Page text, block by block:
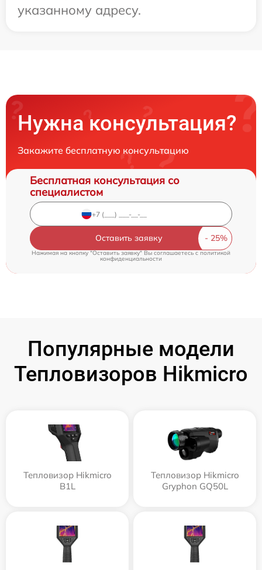
указанному адресу.
Нужна консультация?
Закажите бесплатную консультацию
Бесплатная консультация со
специалистом
Оставить заявку
Нажимая на кнопку "Оставить заявку" Вы соглашаетесь c политикой
конфиденциальности
Популярные модели
Тепловизоров Hikmicro
Тепловизор Hikmicro
B1L
Тепловизор Hikmicro
Gryphon GQ50L